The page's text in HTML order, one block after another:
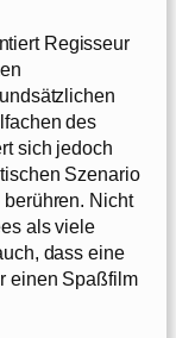
Regisseur
des
sich jedoch
Szenario
Nicht
als viele
dass eine
einen Spaßfilm